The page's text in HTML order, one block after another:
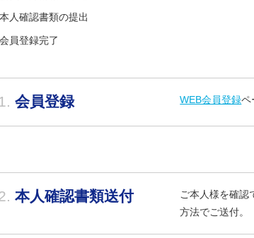
本人確認書類の提出
会員登録完了
会員登録 WEB会員登録ペ
本人確認書類送付 ご本人様を確認
方法でご送付。